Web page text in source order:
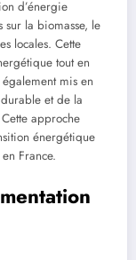
d’énergie
sur la biomasse, le
locales. Cette
tout en
mis en
et de la
approche
énergétique
France.